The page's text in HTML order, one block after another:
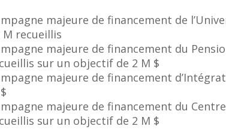
majeure de financement de
M recueillis
majeure de financement du
sur un objectif de 2 M $
majeure de financement
majeure de financement du
sur un objectif de 2 M $